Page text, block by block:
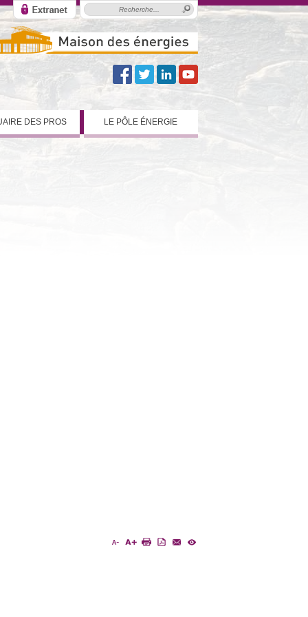
DES PROS LE PÔLE ÉNERGIE